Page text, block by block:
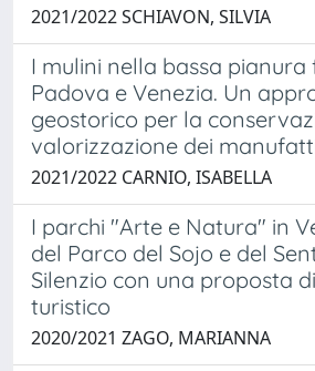
2021/2022 SCHIAVON, SILVIA
I mulini nella bassa pianura
Padova e Venezia. Un
geostorico per la
valorizzazione dei
2021/2022 CARNIO, ISABELLA
I parchi "Arte e Natura" in
del Parco del Sojo e del
Silenzio con una proposta
turistico
2020/2021 ZAGO, MARIANNA